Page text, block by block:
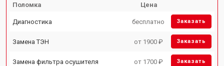
Поломка Цена
Диагностика бесплатно Заказать
Замена ТЭН от 1900 ₽ Заказать
Замена фильтра осушителя от 1700 ₽ Заказать